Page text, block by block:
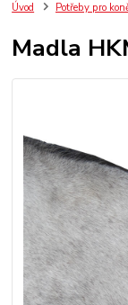
Úvod Potřeby pro
Madla